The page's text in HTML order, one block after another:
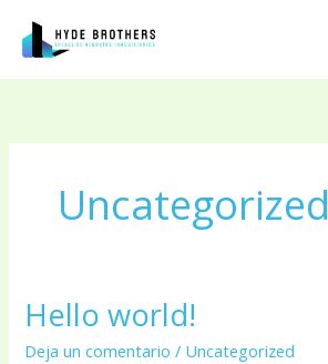
contenido
Uncategorized
Hello world!
Deja un comentario / Uncategorized
Hello
world!